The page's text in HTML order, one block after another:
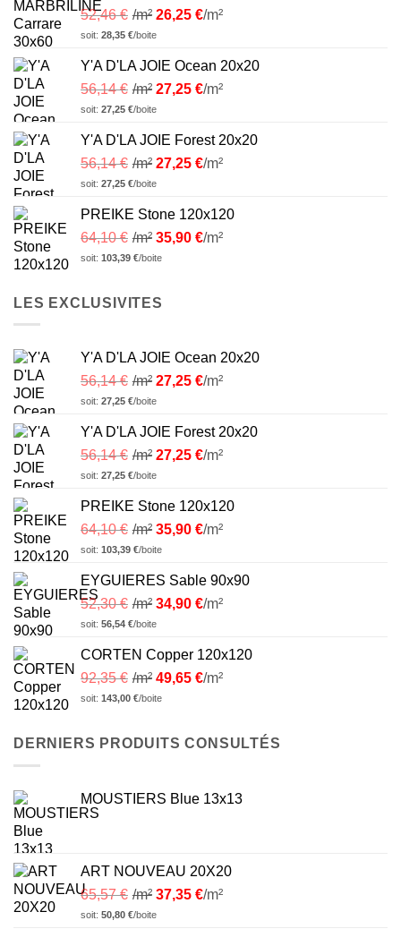
52,46€ /m² 26,25 €/m²
soit: 28,35 €/boite
Y'A D'LA JOIE Ocean 20x20
56,14€ /m² 27,25 €/m²
soit: 27,25 €/boite
Y'A D'LA JOIE Forest 20x20
56,14€ /m² 27,25 €/m²
soit: 27,25 €/boite
PREIKE Stone 120x120
64,10€ /m² 35,90 €/m²
soit: 103,39 €/boite
LES EXCLUSIVITES
Y'A D'LA JOIE Ocean 20x20
56,14€ /m² 27,25 €/m²
soit: 27,25 €/boite
Y'A D'LA JOIE Forest 20x20
56,14€ /m² 27,25 €/m²
soit: 27,25 €/boite
PREIKE Stone 120x120
64,10€ /m² 35,90 €/m²
soit: 103,39 €/boite
EYGUIERES Sable 90x90
52,30€ /m² 34,90 €/m²
soit: 56,54 €/boite
CORTEN Copper 120x120
92,35€ /m² 49,65 €/m²
soit: 143,00 €/boite
DERNIERS PRODUITS CONSULTÉS
MOUSTIERS Blue 13x13
ART NOUVEAU 20X20
65,57€ /m² 37,35 €/m²
soit: 50,80 €/boite